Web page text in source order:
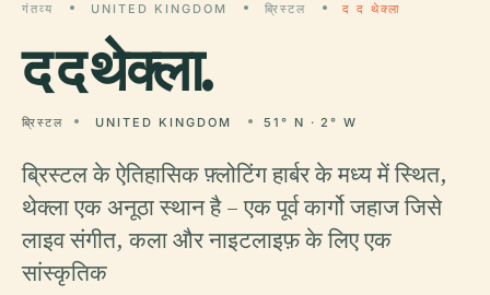
गंतव्य UNITED KINGDOM ब्रिस्टल द द थेक्ला
दद थेक्ला.
ब्रिस्टल UNITED KINGDOM 51° N · 2° W
ब्रिस्टल के ऐतिहासिक फ़्लोटिंग हार्बर के मध्य में स्थित,
थेक्ला एक अनूठा स्थान है – एक पूर्व कार्गो जहाज जिसे
लाइव संगीत, कला और नाइटलाइफ़ के लिए एक
सांस्कृतिक